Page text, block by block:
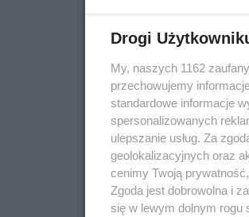
Drogi
My, naszych 1162
przechowujemy
standardowe informacje
spersonalizowanych
ulepszanie usług. Za
geolokalizacyjnych oraz
cenimy Twoją
Zgoda jest dobrowolna i
się w lewym dolnym rogu